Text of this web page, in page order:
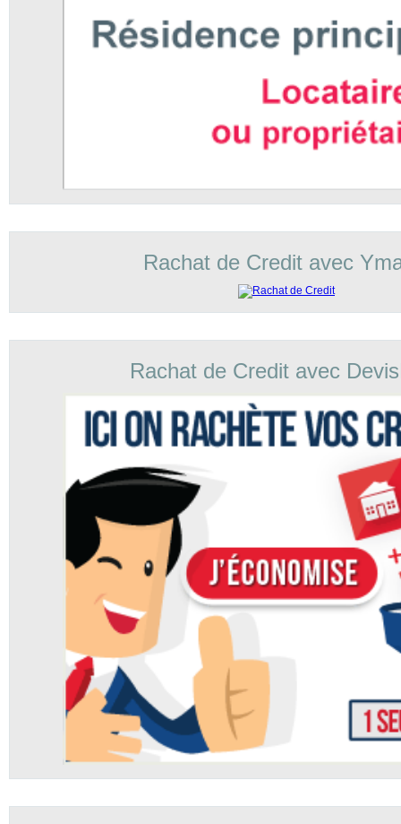
Rachat de Credit avec
Rachat de Credit avec